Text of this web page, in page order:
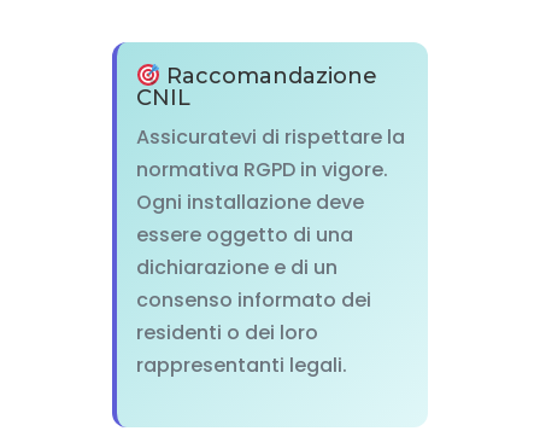
Raccomandazione
CNIL
Assicuratevi di rispettare la
normativa RGPD in vigore.
Ogni installazione deve
essere oggetto di una
dichiarazione e di un
consenso informato dei
residenti o dei loro
rappresentanti legali.